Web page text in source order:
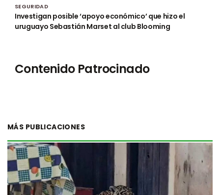
SEGURIDAD
Investigan posible ‘apoyo económico’ que hizo el
uruguayo Sebastián Marset al club Blooming
Contenido Patrocinado
MÁS PUBLICACIONES